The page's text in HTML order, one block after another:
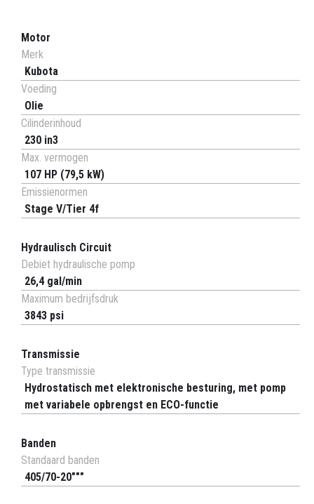
Motor
Merk
Kubota
Voeding
Olie
Cilinderinhoud
230 in3
Max. vermogen
107 HP (79,5 kW)
Emissienormen
Stage V/Tier 4f
Hydraulisch Circuit
Debiet hydraulische pomp
26,4 gal/min
Maximum bedrijfsdruk
3843 psi
Transmissie
Type transmissie
Hydrostatisch met elektronische besturing, met pomp
met variabele opbrengst en ECO-functie
Banden
Standaard banden
405/70-20"""